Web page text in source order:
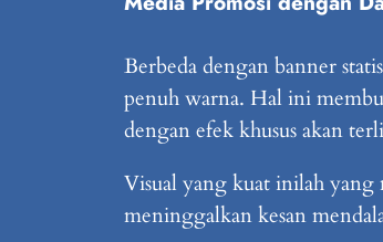
Berbeda dengan banner
penuh warna. Hal ini
dengan efek khusus akan
Visual yang kuat inilah yang
meninggalkan kesan